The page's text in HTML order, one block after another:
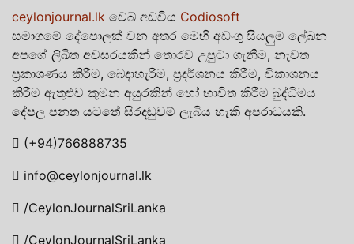
ceylonjournal.lk වෙබ් අඩවිය Codiosoft
සමාගමේ දේපොලක් වන අතර මෙහි අඩංගු සියලුම ලේඛන
අපගේ ලිඛිත අවසරයකින් තොරව උපුටා ගැනීම, නැවත
ප්‍රකාශණය කිරීම, බෙදාහැරීම, ප්‍රදර්ශනය කිරීම, විකාශනය
කිරීම ඇතුළුව කුමන අයුරකින් හෝ භාවිත කිරීම බුද්ධිමය
දේපල පනත යටතේ සිරදඬුවම් ලැබිය හැකි අපරාධයකි.
(+94)766888735
info@ceylonjournal.lk
/CeylonJournalSriLanka
/CeylonJournalSriLanka